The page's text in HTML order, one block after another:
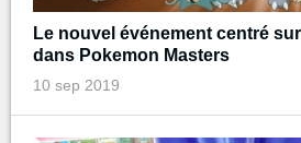
Le nouvel événement centré
dans Pokemon Masters
10 sep 2019